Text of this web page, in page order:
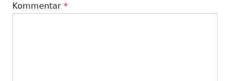
Kommentar *